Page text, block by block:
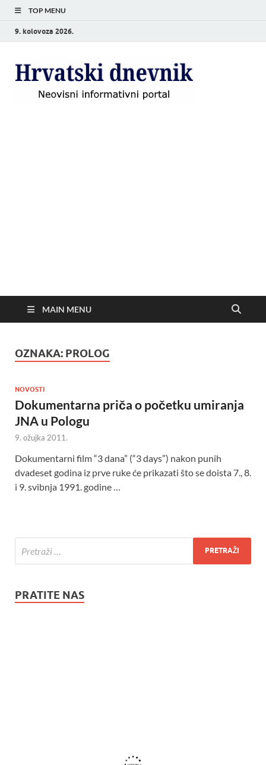
TOP MENU
9. kolovoza 2026.
MAIN MENU
OZNAKA: PROLOG
NOVOSTI
Dokumentarna priča o početku umiranja
JNA u Pologu
9. ožujka 2011.
Dokumentarni film “3 dana” (“3 days”) nakon punih
dvadeset godina iz prve ruke će prikazati što se doista 7., 8.
i 9. svibnja 1991. godine …
PRATITE NAS